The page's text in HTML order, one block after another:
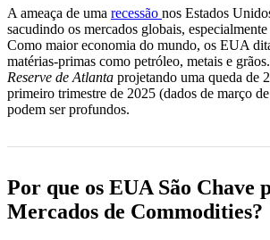
A ameaça de uma recessão nos Estados
sacudindo os mercados globais,
Como maior economia do mundo, os EUA
matérias-primas como petróleo, metais e
Reserve de Atlanta projetando uma queda de
primeiro trimestre de 2025 (dados de março
podem ser profundos.
Por que os EUA São Chave
Mercados de Commodities?